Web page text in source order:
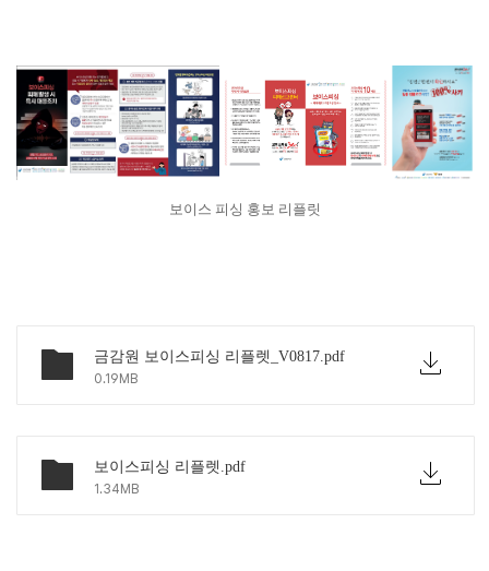
보이스 피싱 홍보 리플릿
금감원 보이스피싱 리플렛_V0817.pdf
0.19MB
보이스피싱 리플렛.pdf
1.34MB